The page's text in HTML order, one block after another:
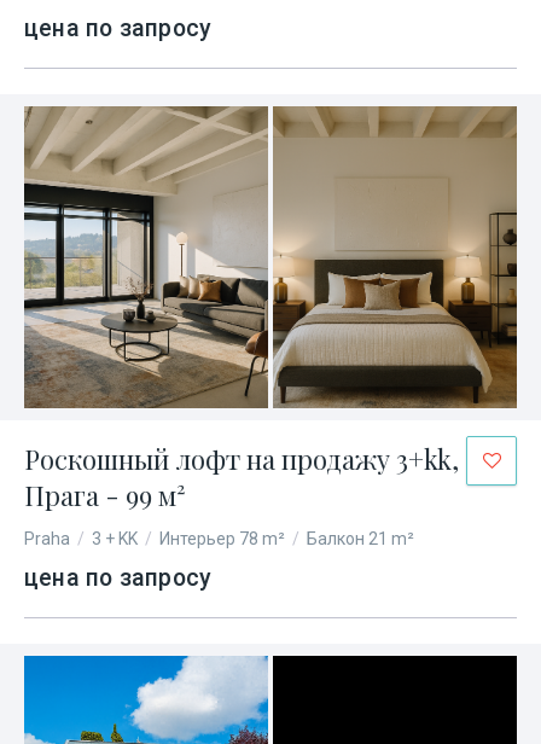
цена по запросу
Роскошный лофт на продажу 3+kk,
Прага - 99 м²
Praha / 3 + KK / Интерьер 78 m² / Балкон 21 m²
цена по запросу